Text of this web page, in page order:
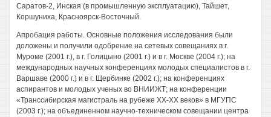
Саратов-2, Инская (в промышленную эксплуатацию), Тайшет,
Коршуниха, Красноярск-Восточный.
Апробация работы. Основные положения исследования были
доложены и получили одобрение на сетевых совещаниях в г.
Муроме (2001 г.), в г. Голицыно (2001 г.) и в г. Москве (2004 г.); на
международных научных конференциях молодых специалистов в г.
Варшаве (2000 г.) и в г. Щербинке (2002 г.); на конференциях
аспирантов и молодых ученых во ВНИИЖТ; на конференции
«Транссибирская магистраль на рубеже ХХ-ХХ веков» в МГУПС
(2003 г.); на объединенном научно-техническом совещании центра